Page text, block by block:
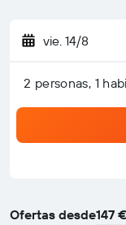
vie. 14/8
2 personas, 1
Ofertas desde147 €